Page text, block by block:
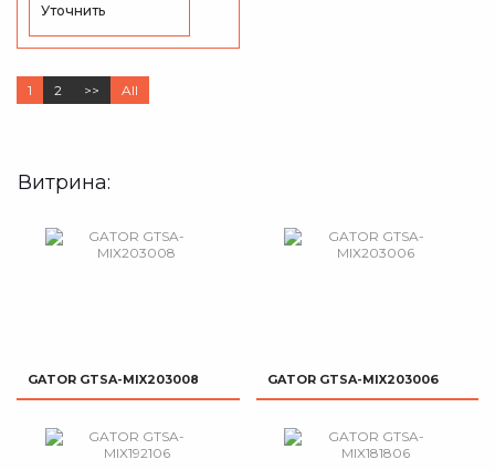
Уточнить
1 2 >> All
Витрина:
GATOR GTSA-MIX203008 GATOR GTSA-MIX203006